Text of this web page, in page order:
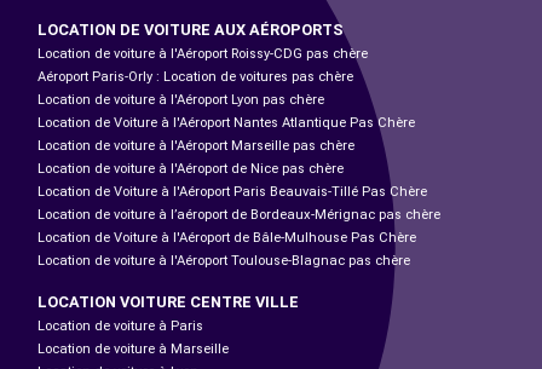
LOCATION DE VOITURE AUX AÉROPORTS
Location de voiture à l'Aéroport Roissy-CDG pas chère
Aéroport Paris-Orly : Location de voitures pas chère
Location de voiture à l'Aéroport Lyon pas chère
Location de Voiture à l'Aéroport Nantes Atlantique Pas Chère
Location de voiture à l'Aéroport Marseille pas chère
Location de voiture à l'Aéroport de Nice pas chère
Location de Voiture à l'Aéroport Paris Beauvais-Tillé Pas Chère
Location de voiture à l’aéroport de Bordeaux-Mérignac pas chère
Location de Voiture à l'Aéroport de Bâle-Mulhouse Pas Chère
Location de voiture à l'Aéroport Toulouse-Blagnac pas chère
LOCATION VOITURE CENTRE VILLE
Location de voiture à Paris
Location de voiture à Marseille